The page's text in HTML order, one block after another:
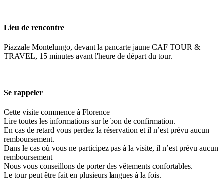
Lieu de rencontre
Piazzale Montelungo, devant la pancarte jaune CAF TOUR &
TRAVEL, 15 minutes avant l'heure de départ du tour.
Se rappeler
Cette visite commence à Florence
Lire toutes les informations sur le bon de confirmation.
En cas de retard vous perdez la réservation et il n’est prévu aucun
remboursement.
Dans le cas où vous ne participez pas à la visite, il n’est prévu aucun
remboursement
Nous vous conseillons de porter des vêtements confortables.
Le tour peut être fait en plusieurs langues à la fois.